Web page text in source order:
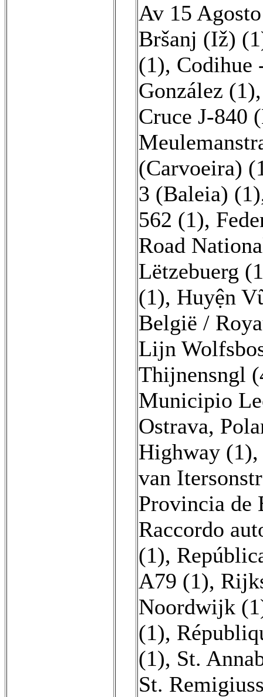
Av 15
Bršanj (Iž)
(1), Codihue
González (1)
Cruce J-840
(Carvoeira)
3 (Baleia) (1)
562 (1),
Road
Lëtzebuerg
(1), Huyện
België /
Lijn
Thijnensngl
Municipio
Ostrava,
Highway (1)
van
Provincia de
Raccordo
(1),
A79 (1),
Noordwijk
(1),
(1), St.
St.